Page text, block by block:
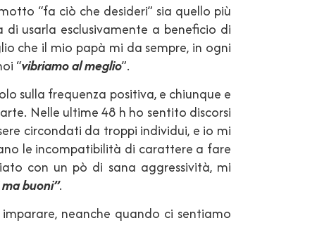
“fa ciò che desideri” sia quello più
usarla esclusivamente a beneficio di
che il mio papà mi da sempre, in ogni
“vibriamo al meglio”.
sulla frequenza positiva, e chiunque e
Nelle ultime 48 h ho sentito discorsi
circondati da troppi individui, e io mi
le incompatibilità di carattere a fare
con un pò di sana aggressività, mi
buoni”.
neanche quando ci sentiamo